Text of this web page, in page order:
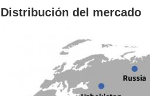
Distribución del mercado